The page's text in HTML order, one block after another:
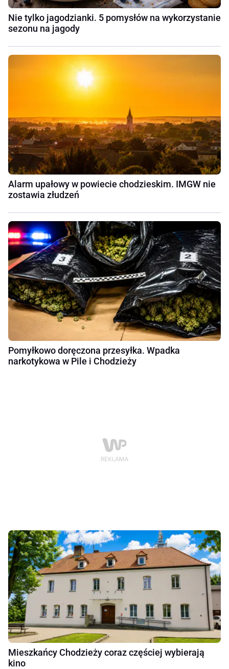
Nie tylko jagodzianki. 5 pomysłów na wykorzystanie
sezonu na jagody
Alarm upałowy w powiecie chodzieskim. IMGW nie
zostawia złudzeń
Pomyłkowo doręczona przesyłka. Wpadka
narkotykowa w Pile i Chodzieży
Mieszkańcy Chodzieży coraz częściej wybierają
kino